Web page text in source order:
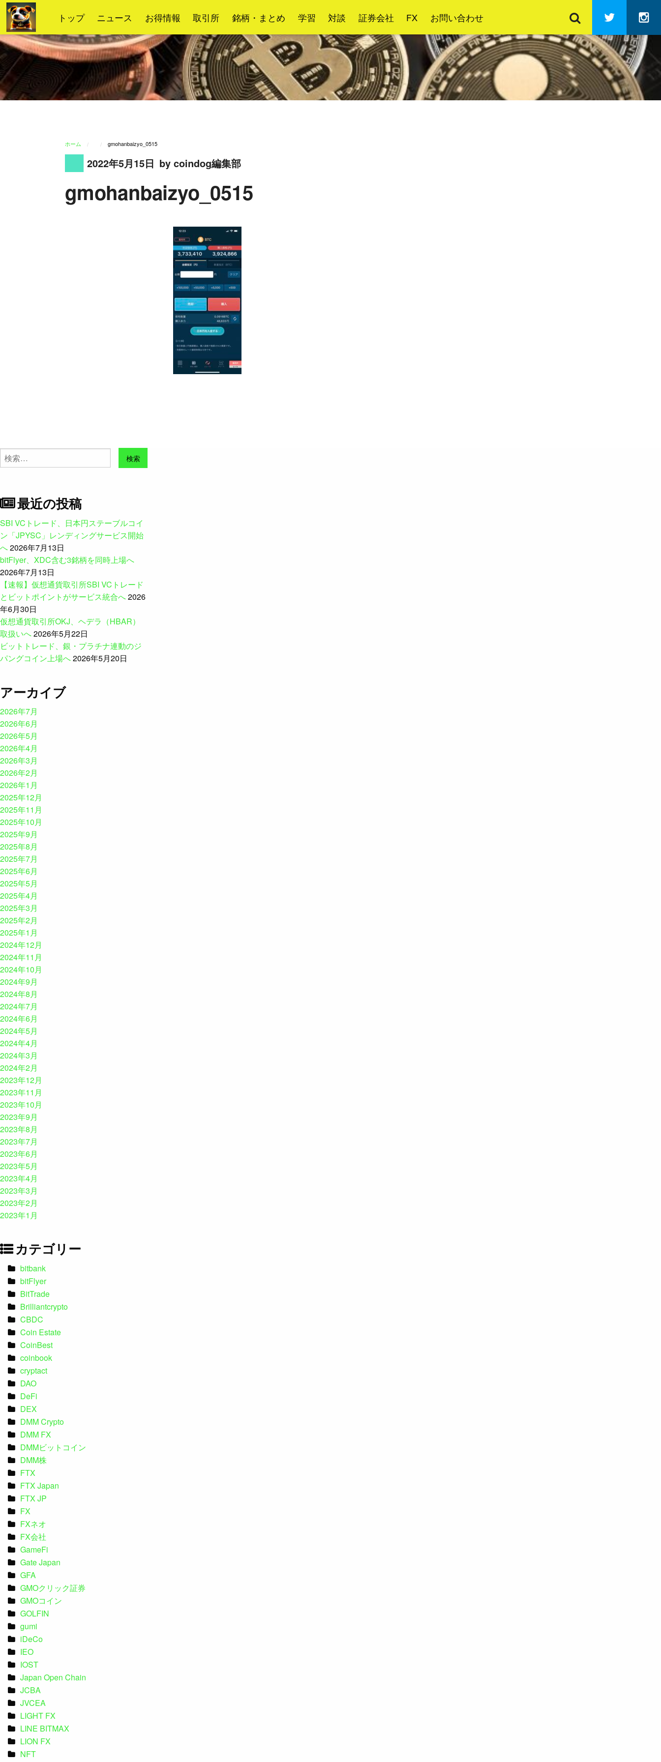
コ
ン
テ
ン
ツ
ス
キ
ッ
トップ ニュース お得情報 取引所 銘柄・まとめ 学習 対談 証券会社 FX お問い合わせ Twitter
ホーム gmohanbaizyo_0515
2022年5月15日 by coindog編集部
gmohanbaizyo_0515
検
索:
最近の投稿
SBI VCトレード、日本円ステーブルコイ
ン「JPYSC」レンディングサービス開始
へ2026年7月13日
bitFlyer、XDC含む3銘柄を同時上場へ
2026年7月13日
【速報】仮想通貨取引所SBI VCトレード
とビットポイントがサービス統合へ2026
年6月30日
仮想通貨取引所OKJ、ヘデラ（HBAR）
取扱いへ2026年5月22日
ビットトレード、銀・プラチナ連動のジ
パングコイン上場へ2026年5月20日
アーカイブ
2026年7月
2026年6月
2026年5月
2026年4月
2026年3月
2026年2月
2026年1月
2025年12月
2025年11月
2025年10月
2025年9月
2025年8月
2025年7月
2025年6月
2025年5月
2025年4月
2025年3月
2025年2月
2025年1月
2024年12月
2024年11月
2024年10月
2024年9月
2024年8月
2024年7月
2024年6月
2024年5月
2024年4月
2024年3月
2024年2月
2023年12月
2023年11月
2023年10月
2023年9月
2023年8月
2023年7月
2023年6月
2023年5月
2023年4月
2023年3月
2023年2月
2023年1月
カテゴリー
bitbank
bitFlyer
BitTrade
Brilliantcrypto
CBDC
Coin Estate
CoinBest
coinbook
cryptact
DAO
DeFi
DEX
DMM Crypto
DMM FX
DMMビットコイン
DMM株
FTX
FTX Japan
FTX JP
FX
FXネオ
FX会社
GameFi
Gate Japan
GFA
GMOクリック証券
GMOコイン
GOLFIN
gumi
iDeCo
IEO
IOST
Japan Open Chain
JCBA
JVCEA
LIGHT FX
LINE BITMAX
LION FX
NFT